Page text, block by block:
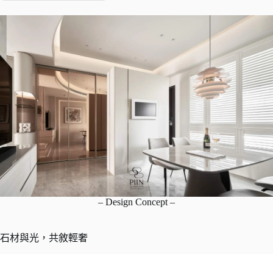
– Design Concept –
石材與光，共敘輕奢